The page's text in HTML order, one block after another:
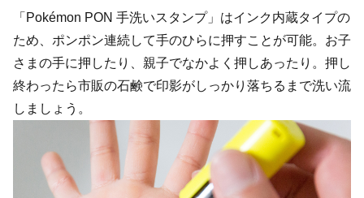
「Pokémon PON 手洗いスタンプ」はインク内蔵タイプの
ため、ポンポン連続して手のひらに押すことが可能。お子
さまの手に押したり、親子でなかよく押しあったり。押し
終わったら市販の石鹸で印影がしっかり落ちるまで洗い流
しましょう。